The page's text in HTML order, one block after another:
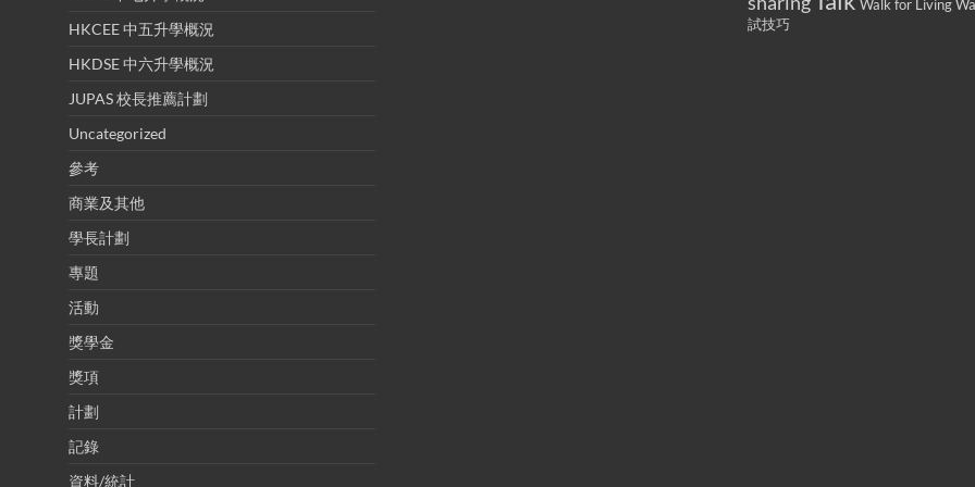
HKCEE 中五升學概況
HKDSE 中六升學概況
JUPAS 校長推薦計劃
Uncategorized
參考
商業及其他
學長計劃
專題
活動
獎學金
獎項
計劃
記錄
資料/統計
Walk for Living
試技巧